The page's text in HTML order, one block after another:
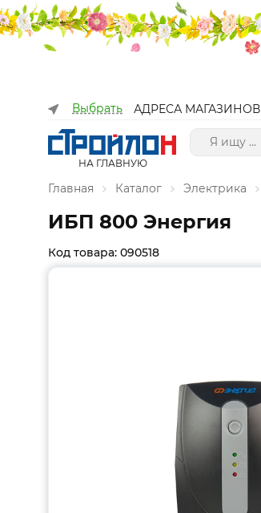
Выбрать АДРЕСА МАГАЗИНОВ
НА ГЛАВНУЮ
Главная Каталог Электрика
ИБП 800 Энергия
Код товара: 090518